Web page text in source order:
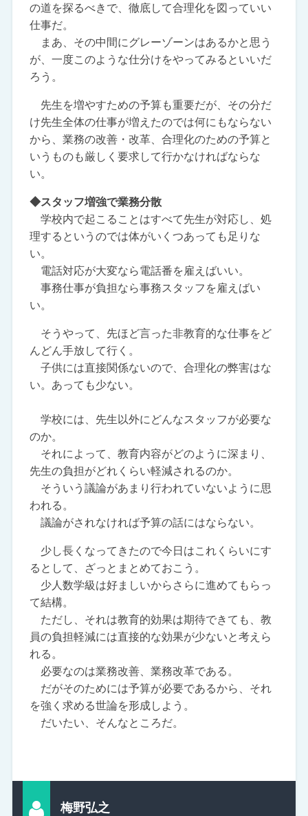
の道を探るべきで、徹底して合理化を図っていい
仕事だ。
まあ、その中間にグレーゾーンはあるかと思う
が、一度このような仕分けをやってみるといいだ
ろう。
先生を増やすための予算も重要だが、その分だ
け先生全体の仕事が増えたのでは何にもならない
から、業務の改善・改革、合理化のための予算と
いうものも厳しく要求して行かなければならな
い。
◆スタッフ増強で業務分散
学校内で起こることはすべて先生が対応し、処
理するというのでは体がいくつあっても足りな
い。
電話対応が大変なら電話番を雇えばいい。
事務仕事が負担なら事務スタッフを雇えばい
い。
そうやって、先ほど言った非教育的な仕事をど
んどん手放して行く。
子供には直接関係ないので、合理化の弊害はな
い。あっても少ない。
学校には、先生以外にどんなスタッフが必要な
のか。
それによって、教育内容がどのように深まり、
先生の負担がどれくらい軽減されるのか。
そういう議論があまり行われていないように思
われる。
議論がされなければ予算の話にはならない。
少し長くなってきたので今日はこれくらいにす
るとして、ざっとまとめておこう。
少人数学級は好ましいからさらに進めてもらっ
て結構。
ただし、それは教育的効果は期待できても、教
員の負担軽減には直接的な効果が少ないと考えら
れる。
必要なのは業務改善、業務改革である。
だがそのためには予算が必要であるから、それ
を強く求める世論を形成しよう。
だいたい、そんなところだ。
梅野弘之